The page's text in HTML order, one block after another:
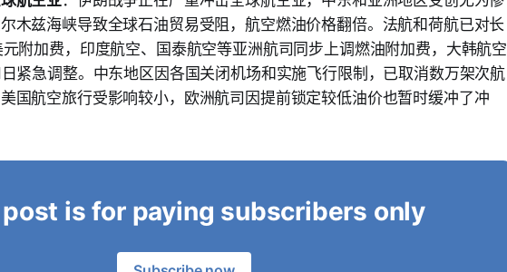
木兹海峡导致全球石油贸易受阻，航空燃油价格翻倍。法航和荷航已对长
附加费，印度航空、国泰航空等亚洲航司同步上调燃油附加费，大韩航空
紧急调整。中东地区因各国关闭机场和实施飞行限制，已取消数万架次航
国航空旅行受影响较小，欧洲航司因提前锁定较低油价也暂时缓冲了冲
is for paying subscribers only